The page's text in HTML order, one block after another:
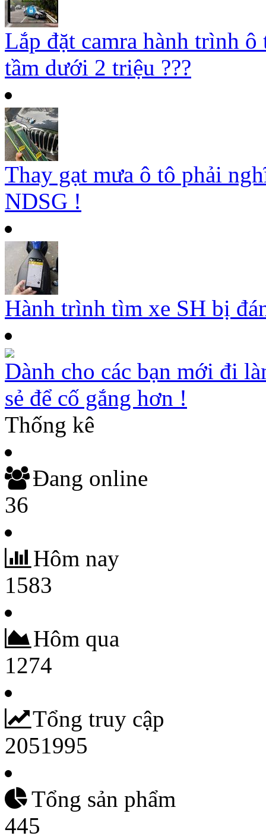
Lắp đặt camra hành trình
tầm dưới 2 triệu ???
Thay gạt mưa ô tô phải
NDSG !
Hành trình tìm xe SH bị
Dành cho các bạn mới đi
sẻ để cố gắng hơn !
Thống kê
Đang online
36
Hôm nay
1583
Hôm qua
1274
Tổng truy cập
2051995
Tổng sản phẩm
445